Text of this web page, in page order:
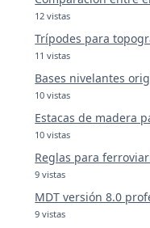
12 vistas
Trípodes para
11 vistas
Bases nivelantes
10 vistas
Estacas de madera
10 vistas
Reglas para
9 vistas
MDT versión 8.0
9 vistas